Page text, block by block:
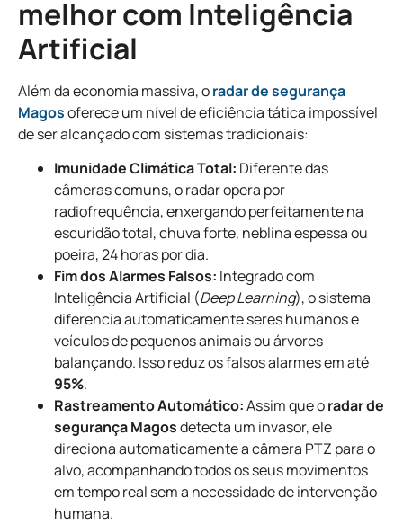
melhor com Inteligência
Artificial
Além da economia massiva, oradar de segurança
Magosoferece um nível de eficiência tática impossível
de ser alcançado com sistemas tradicionais:
Imunidade Climática Total: Diferente das
câmeras comuns, o radar opera por
radiofrequência, enxergando perfeitamente na
escuridão total, chuva forte, neblina espessa ou
poeira, 24 horas por dia.
Fim dos Alarmes Falsos: Integrado com
Inteligência Artificial (Deep Learning), o sistema
diferencia automaticamente seres humanos e
veículos de pequenos animais ou árvores
balançando. Isso reduz os falsos alarmes em até
95%.
Rastreamento Automático:Assim que oradar de
segurança Magosdetecta um invasor, ele
direciona automaticamente a câmera PTZ para o
alvo, acompanhando todos os seus movimentos
em tempo real sem a necessidade de intervenção
humana.